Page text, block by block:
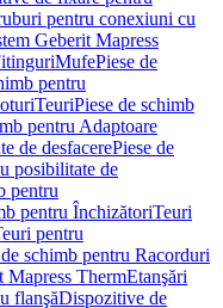
pentru conexiuni cu
Geberit Mapress
MufePiese de
pentru
TeuriPiese de schimb
pentru Adaptoare
de desfacerePiese de
posibilitate de
pentru
pentru ÎnchizătoriTeuri
pentru
schimb pentru Racorduri
Mapress ThermEtanşări
flanşăDispozitive de